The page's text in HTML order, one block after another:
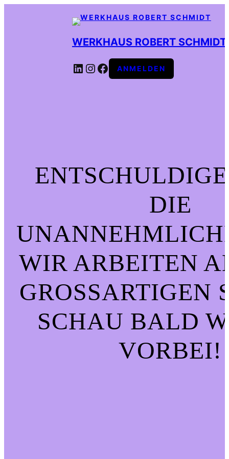
WERKHAUS ROBERT SCHMIDT
LINKEDIN
INSTAGRAM
FACEBOOK
ANMELDEN
DIE
WIR ARBEITEN
GROSSARTIGEN
CHAU BALD
ORBEI!